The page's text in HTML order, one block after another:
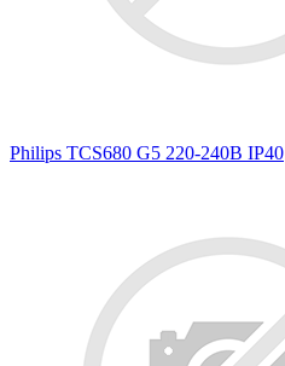
Philips TCS680 G5 220-240В IP40